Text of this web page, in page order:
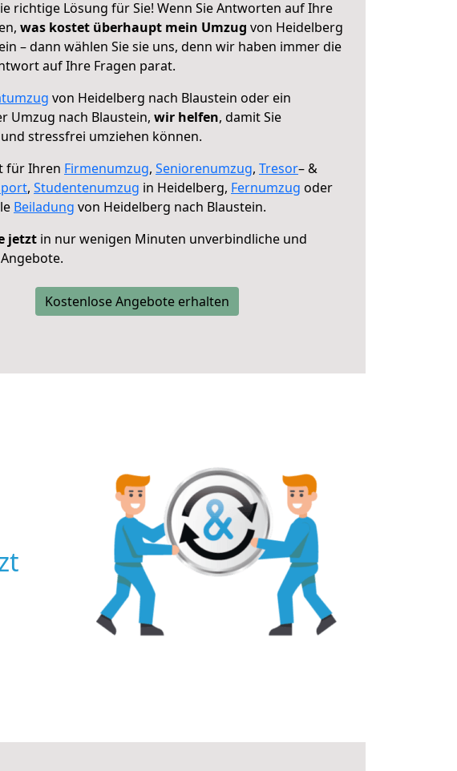
richtige Lösung für Sie! Wenn Sie Antworten auf Ihre
was kostet überhaupt mein Umzug von Heidelberg
– dann wählen Sie sie uns, denn wir haben immer die
auf Ihre Fragen parat.
von Heidelberg nach Blaustein oder ein
Umzug nach Blaustein, wir helfen, damit Sie
stressfrei umziehen können.
für Ihren Firmenumzug, Seniorenumzug, Tresor– &
, Studentenumzug in Heidelberg, Fernumzug oder
Beiladung von Heidelberg nach Blaustein.
jetzt in nur wenigen Minuten unverbindliche und
Kostenlose Angebote erhalten